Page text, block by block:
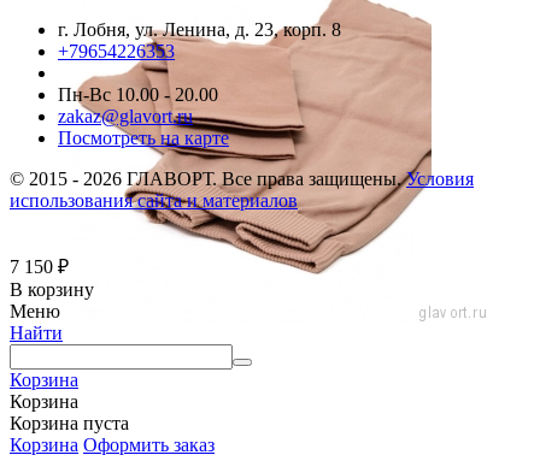
г. Лобня, ул. Ленина, д. 23, корп. 8
+79654226353
Пн-Вс 10.00 - 20.00
zakaz@glavort.ru
Посмотреть на карте
© 2015 - 2026 ГЛАВОРТ. Все права защищены.Условия
использования сайта и материалов
7 150 ₽
В корзину
Меню
Найти
Корзина
Корзина
Корзина пуста
Корзина Оформить заказ